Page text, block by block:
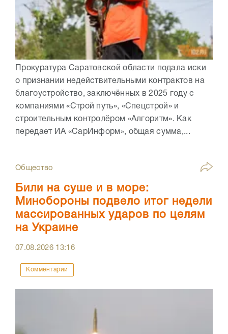
Прокуратура Саратовской области подала иски
о признании недействительными контрактов на
благоустройство, заключённых в 2025 году с
компаниями «Строй путь», «Спецстрой» и
строительным контролёром «Алгоритм». Как
передает ИА «СарИнформ», общая сумма,...
Общество
Били на суше и в море:
Минобороны подвело итог недели
массированных ударов по целям
на Украине
07.08.2026 13:16
Комментарии